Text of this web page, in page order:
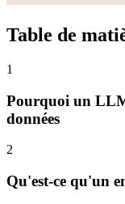
Table de
1
Pourquoi un
données
2
Qu'est-ce qu'un